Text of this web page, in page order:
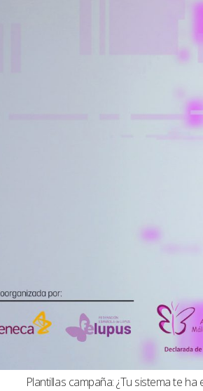
Plantillas campaña: ¿Tu sistema te